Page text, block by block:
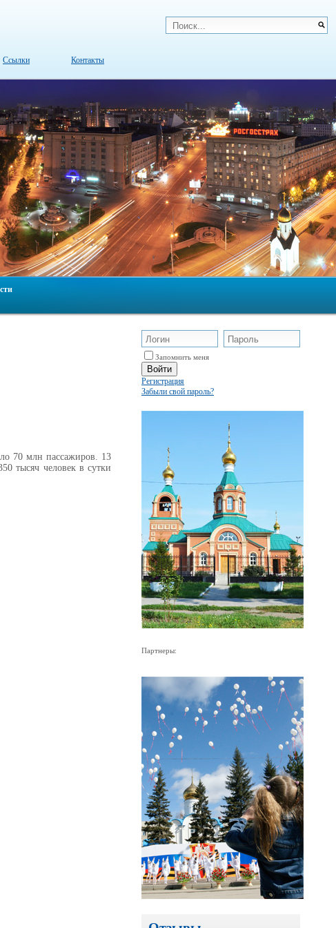
Ссылки Контакты
70 млн пассажиров. 13
тысяч человек в сутки
Запомнить меня
Регистрация
Забыли свой пароль?
Партнеры: